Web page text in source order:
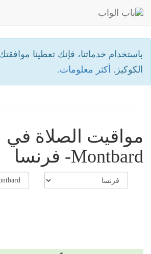
باستخدام خدماتنا، فإنك تعطينا
الكوكيز. أكثر معلومات.
مواقيت الصلاة في
Montbard- فرنسا